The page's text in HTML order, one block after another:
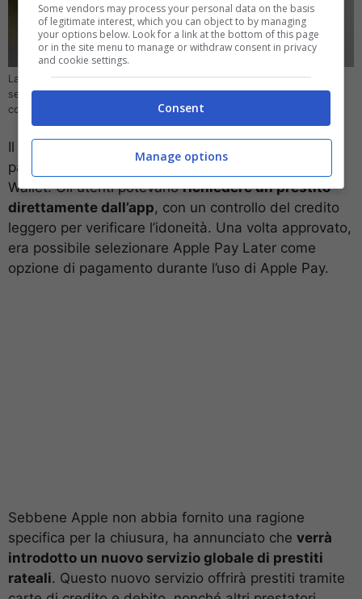
La chiusura di Apple Pay Later sarà seguita dal lancio di un nuovo
servizio globale di prestiti rateali (Foto YouTube Apple Insider) –
computer-idea.it
Il servizio era progettato per offrire un’opzione di
pagamento flessibile e senza interessi tramite l’app
Wallet. Gli utenti potevanorichiedere un prestito
direttamente dall’app, con un controllo del credito
leggero per verificare l’idoneità. Una volta approvato,
era possibile selezionare Apple Pay Later come
opzione di pagamento durante l’uso di Apple Pay.
Sebbene Apple non abbia fornito una ragione
specifica per la chiusura, ha annunciato che verrà
introdotto un nuovo servizio globale di prestiti
rateali. Questo nuovo servizio offrirà prestiti tramite
Some vendors may process your personal data on the basis
of legitimate interest, which you can object to by managing
your options below. Look for a link at the bottom of this page
or in the site menu to manage or withdraw consent in privacy
and cookie settings.
Consent
Manage options